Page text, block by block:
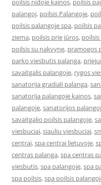
poilsis nidoje kainos, poilsis
palangoj, poilsis Palangoje,
poilsis palangoje spa, poilsis
ziema, poilsis prie jūros,
poilsis su nakvyne, pramogos
parko viesbutis palanga,
savaitgalis palangoje, rygos
sanatorija gradiali palanga,
sanatorija palangoje kainos,
palangoje,sanatorijos
savaitgalio poilsis palangoje,
viesbuciai,siauliu viesbuciai,
centrai,spa centrai lietuvoje,
centras palanga,spa centras
viesbutis,spa palangoje,spa
spa poilsis,spa poilsis